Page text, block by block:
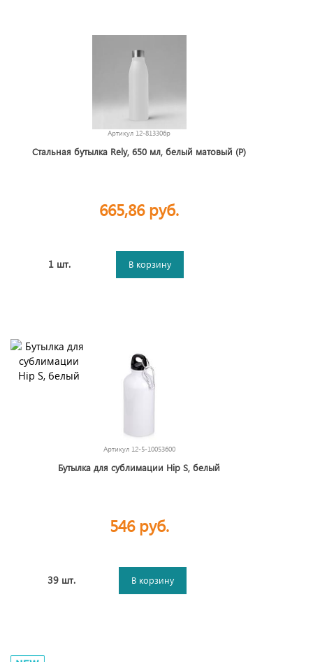
Артикул 12-813306p
Стальная бутылка Rely, 650 мл, белый матовый (Р)
665,86 руб.
1 шт. В корзину
Артикул 12-5-10053600
Бутылка для сублимации Hip S, белый
546 руб.
39 шт. В корзину